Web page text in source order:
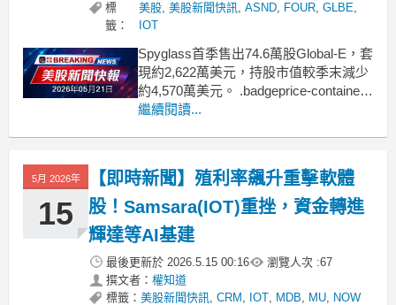
標
籤：
美股,美股新聞快訊,ASND, FOUR,GLBE,
IOT
Spyglass首季售出74.6萬股Global‑E，套
現約2,622萬美元，持股市值較季末減少
約4,570萬美元。 .badgeprice-container {
display: flex !important;
繼續閱讀...
5月 2026年
15
【即時新聞】殖利率飆升重擊軟體
股！Samsara(IOT)重挫，資金轉進
輝達等AI基建
最後更新於 2026.5.15 00:16 瀏覽人次 :67
撰文者： 權知道
標籤： 美股新聞快訊, CRM , IOT, MDB, MU, NOW